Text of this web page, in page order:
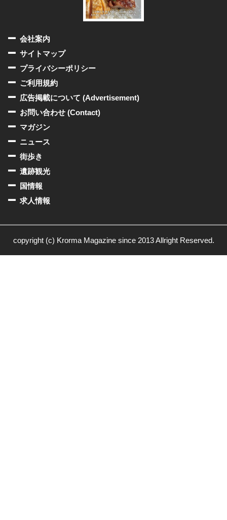
会社案内
サイトマップ
プライバシーポリシー
ご利用規約
広告掲載について (Advertisement)
お問い合わせ (Contact)
マガジン
ニュース
街歩き
遺跡観光
国情報
求人情報
copyright (c) Krorma Magazine since 2013 Allright Reserved.